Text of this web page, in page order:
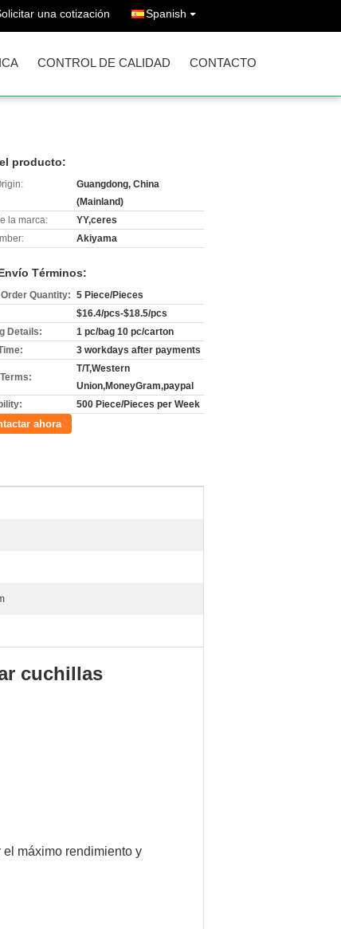
una cotización Spanish
CONTROL DE CALIDAD CONTACTO
producto:
Guangdong, China
(Mainland)
la marca:
YY,ceres
Akiyama
Términos:
Quantity: 5 Piece/Pieces
$16.4/pcs-$18.5/pcs
Details:
1 pc/bag 10 pc/carton
3 workdays after payments
T/T,Western
Union,MoneyGram,paypal
500 Piece/Pieces per Week
ahora
cuchillas
máximo rendimiento y